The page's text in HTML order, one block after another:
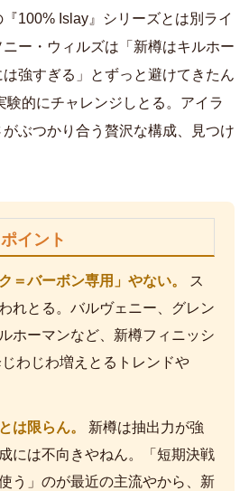
100% Islay』シリーズとは別ライ
ー・ウィルズは「新樽はキルホー
強すぎる」とずっと避けてきたん
験的にチャレンジしとる。アイラ
がぶつかり合う贅沢な構成、見つけ
イント
＝バーボン専用」やない。
ス
れとる。バルヴェニー、グレン
ホーマンなど、新樽フィニッシ
わじわ増えとるトレンドや
は限らん。
新樽は抽出力が強
には不向きやねん。「短期決戦
う」のが最近の主流やから、新